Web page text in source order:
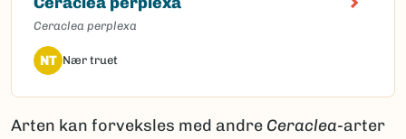
Ceraclea perplexa
NT Nær truet
Arten kan forveksles med andre Ceraclea-arter